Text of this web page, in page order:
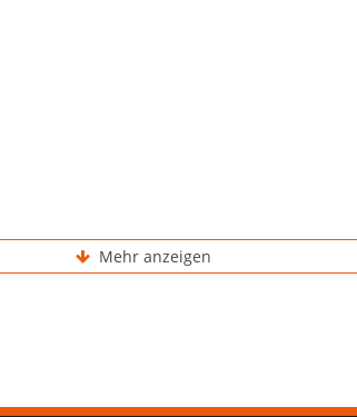
Mehr anzeigen